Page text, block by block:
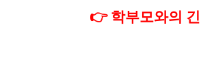
👉 학부모와의